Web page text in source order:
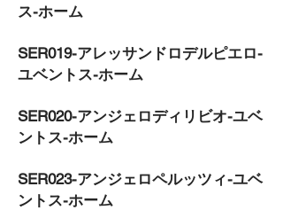
ス-ホーム
SER019-アレッサンドロデルピエロ-
ユベントス-ホーム
SER020-アンジェロディリビオ-ユベ
ントス-ホーム
SER023-アンジェロペルッツィ-ユベ
ントス-ホーム